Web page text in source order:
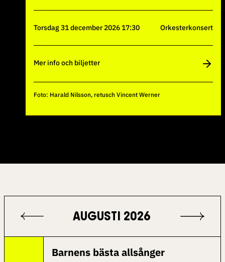
torsdag 31 december 2026 17:30 Orkesterkonsert
Mer info och biljetter
Foto: Harald Nilsson, retusch Vincent Werner
AUGUSTI 2026
Barnens bästa allsånger